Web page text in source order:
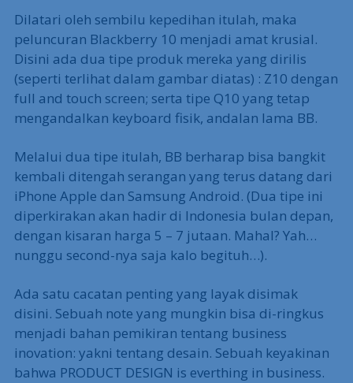
Dilatari oleh sembilu kepedihan itulah, maka
peluncuran Blackberry 10 menjadi amat krusial.
Disini ada dua tipe produk mereka yang dirilis
(seperti terlihat dalam gambar diatas) : Z10 dengan
full and touch screen; serta tipe Q10 yang tetap
mengandalkan keyboard fisik, andalan lama BB.
Melalui dua tipe itulah, BB berharap bisa bangkit
kembali ditengah serangan yang terus datang dari
iPhone Apple dan Samsung Android. (Dua tipe ini
diperkirakan akan hadir di Indonesia bulan depan,
dengan kisaran harga 5 – 7 jutaan. Mahal? Yah…
nunggu second-nya saja kalo begituh…).
Ada satu cacatan penting yang layak disimak
disini. Sebuah note yang mungkin bisa di-ringkus
menjadi bahan pemikiran tentang business
inovation: yakni tentang desain. Sebuah keyakinan
bahwa PRODUCT DESIGN is everthing in business.